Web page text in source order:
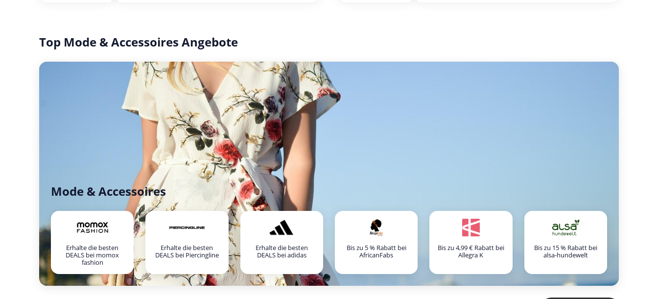
Top Mode & Accessoires Angebote
Mode & Accessoires
Erhalte die besten
DEALS bei momox
fashion
Erhalte die besten
DEALS bei Piercingline
Erhalte die besten
DEALS bei adidas
Bis zu 5 % Rabatt bei
AfricanFabs
Bis zu 4,99 € Rabatt bei
Allegra K
Bis zu 15 % Rabatt bei
alsa-hundewelt